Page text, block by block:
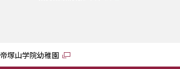
帝塚山学院幼稚園